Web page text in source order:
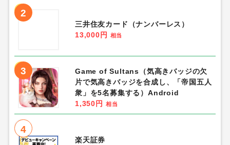
2
三井住友カード（ナンバーレス）
13,000円
相当
3
Game of Sultans（気高きバッジの欠
片で気高きバッジを合成し、「帝国五人
衆」を5名募集する）Android
1,350円
相当
4
楽天証券